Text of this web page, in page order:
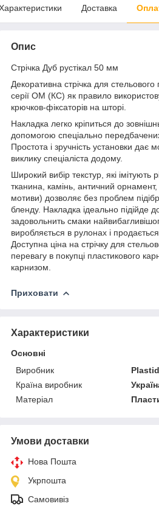
Доставка
Опис
Стрічка Дуб рустікал 50 мм
Декоративна стрічка для стельового
серії ОМ (КС) як правило
крючков-фіксаторів на шторі.
Накладка легко кріпиться до
допомогою спеціально
Простота і зручність установки дає
виклику спеціаліста додому.
Широкий вибір текстур, які імітують
тканина, камінь, античний орнамент,
мотиви) дозволяє без проблем
бленду. Накладка ідеально підійде
задовольнить смаки
виробляється в рулонах і
Доступна ціна на стрічку для
перевагу в покупці пластикового
карнизом.
Приховати
Характеристики
Основні
Виробник
Країна виробник
Матеріал
Умови доставки
Нова Пошта
Укрпошта
Самовивіз